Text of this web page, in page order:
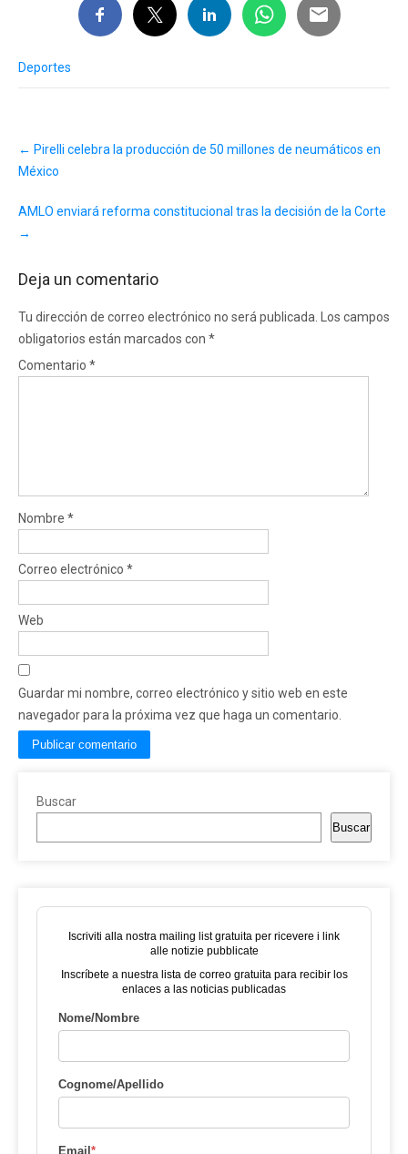
Deportes
navigation
← Pirelli celebra la producción de 50 millones de neumáticos en
México
AMLO enviará reforma constitucional tras la decisión de la Corte
→
Deja un comentario
Tu dirección de correo electrónico no será publicada.
Los campos
obligatorios están marcados con *
Comentario *
Nombre *
Correo electrónico *
Web
Guardar mi nombre, correo electrónico y sitio web en este
navegador para la próxima vez que haga un comentario.
Buscar
Buscar
Iscriviti alla nostra mailing list gratuita per ricevere i link
alle notizie pubblicate
Inscríbete a nuestra lista de correo gratuita para recibir los
enlaces a las noticias publicadas
Nome/Nombre
Cognome/Apellido
Email*